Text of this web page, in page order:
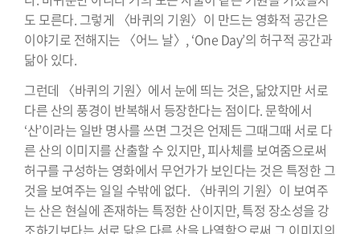
도 모른다. 그렇게 〈바퀴의 기원〉이 만드는 영화적 공간은
이야기로 전해지는 〈어느 날〉, ‘One Day’의 허구적 공간과
닮아 있다.
그런데 〈바퀴의 기원〉에서 눈에 띄는 것은, 닮았지만 서로
다른 산의 풍경이 반복해서 등장한다는 점이다. 문학에서
‘산’이라는 일반 명사를 쓰면 그것은 언제든 그때그때 서로 다
른 산의 이미지를 산출할 수 있지만, 피사체를 보여줌으로써
허구를 구성하는 영화에서 무언가가 보인다는 것은 특정한 그
것을 보여주는 일일 수밖에 없다. 〈바퀴의 기원〉이 보여주
는 산은 현실에 존재하는 특정한 산이지만, 특정 장소성을 강
조하기보다는 서로 닮은 다른 산을 나열함으로써 그 이미지의